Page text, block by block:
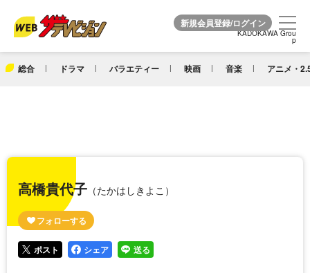
KADOKAWA Grou
p
総合 ドラマ バラエティー 映画 音楽 アニメ・
KADOKAWA Grou
p
高橋貴代子 （たかはしきよこ）
ポスト シェア 送る